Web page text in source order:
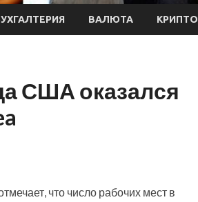
ВАЛЮТА КРИПТО
США оказался
что число рабочих мест в